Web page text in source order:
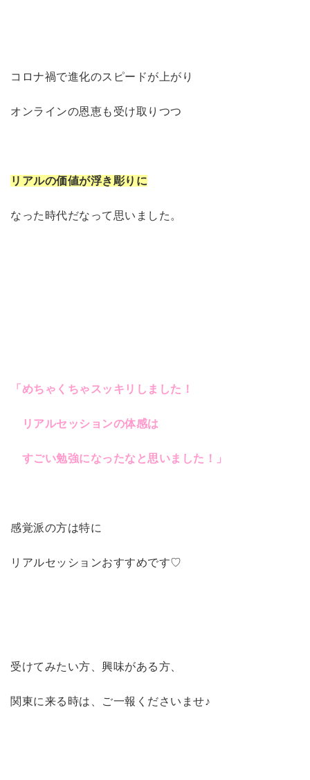
コロナ禍で進化のスピードが上がり
オンラインの恩恵も受け取りつつ
リアルの価値が浮き彫りに
なった時代だなって思いました。
「めちゃくちゃスッキリしました！
リアルセッションの体感は
すごい勉強になったなと思いました！」
感覚派の方は特に
リアルセッションおすすめです♡
受けてみたい方、興味がある方、
関東に来る時は、ご一報くださいませ♪